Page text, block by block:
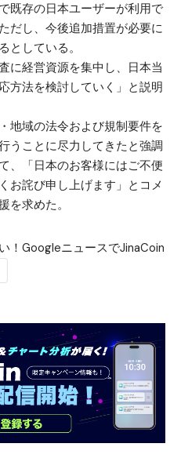
既存の日本ユーザーが利用で
だし、今後追加措置が必要に
としている。
に経営資源を集中し、日本当
方法を検討していく」と説明
地域の法令および規制要件を
うことに尽力してきたと強調
、「日本のお客様にはご不便
お詫び申し上げます」とコメ
を求めた。
！GoogleニュースでJinaCoin